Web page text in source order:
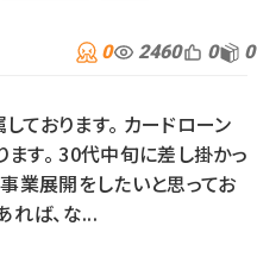
0 2460 0 0
ております。 カードローン
す。 30代中旬に差し掛かっ
業展開をしたいと思ってお
れば、な...